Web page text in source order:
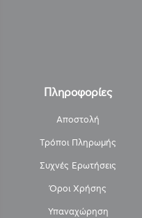
Πληροφορίες
Αποστολή
Τρόποι Πληρωμής
Συχνές Ερωτήσεις
Όροι Χρήσης
Υπαναχώρηση